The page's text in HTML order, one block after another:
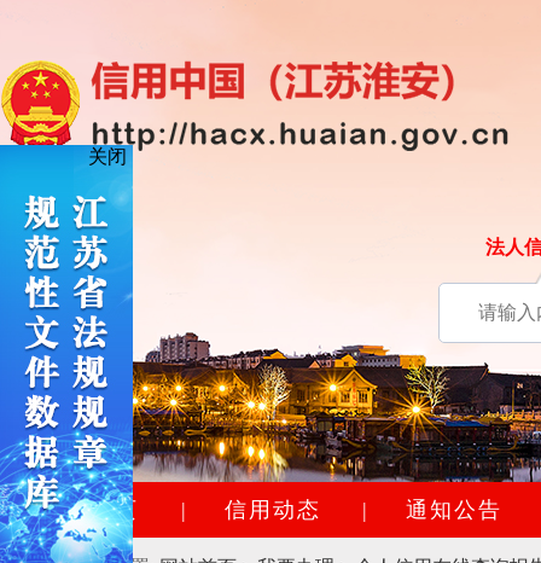
法人
网站首页 | 信用动态 | 通知公告
关闭